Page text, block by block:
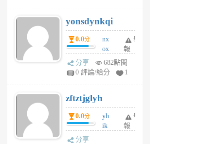
6
個
月
前
yonsdynkqi
0.0分
nx
ox
rh
pe
月
前
舉
報
分享
682點閱
0 評論/給分
1
zftztjglyh
0.0分
yh
ik
舉
報
分享